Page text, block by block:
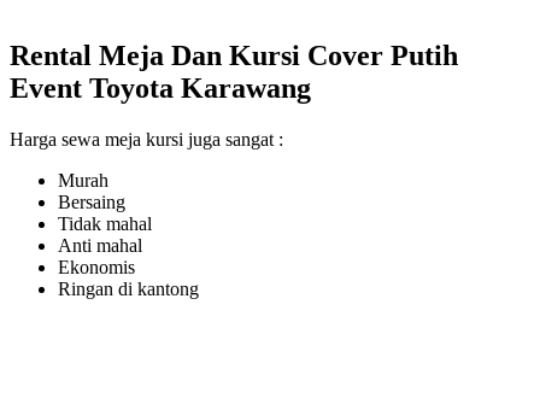
Rental Meja Dan Kursi Cover Putih
Event Toyota Karawang
Harga sewa meja kursi juga sangat :
Murah
Bersaing
Tidak mahal
Anti mahal
Ekonomis
Ringan di kantong